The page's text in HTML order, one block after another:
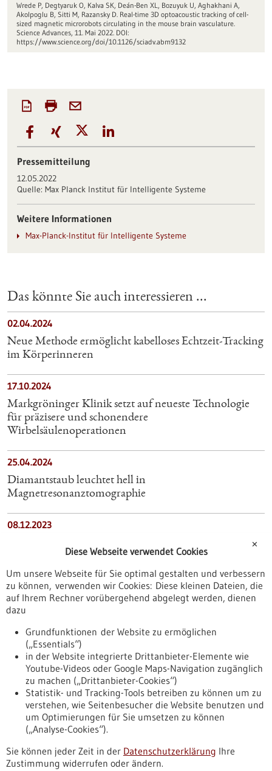
Wrede P, Degtyaruk O, Kalva SK, Deán-Ben XL, Bozuyuk U, Aghakhani A,
Akolpoglu B, Sitti M, Razansky D. Real-time 3D optoacoustic tracking of cell-
sized magnetic microrobots circulating in the mouse brain vasculature.
Science Advances, 11. Mai 2022. DOI:
https://www.science.org/doi/10.1126/sciadv.abm9132
Pressemitteilung
12.05.2022
Quelle: Max Planck Institut für Intelligente Systeme
Weitere Informationen
Max-Planck-Institut für Intelligente Systeme
Das könnte Sie auch interessieren ...
02.04.2024
Neue Methode ermöglicht kabelloses Echtzeit-Tracking
im Körperinneren
17.10.2024
Markgröninger Klinik setzt auf neueste Technologie
für präzisere und schonendere
Wirbelsäulenoperationen
25.04.2024
Diamantstaub leuchtet hell in
Magnetresonanztomographie
08.12.2023
lebende Proben
20.02.2025
Robotergestützte Steuerung chirurgischer Instrumente
01.02.2023
PC3-Konsortium: Innovative Computertomographie
für Baden-Württemberg
Nach oben
Informiert bleiben
✕
Diese Webseite verwendet Cookies
Um unsere Webseite für Sie optimal gestalten und verbessern
zu können, verwenden wir Cookies: Diese kleinen Dateien, die
auf Ihrem Rechner vorübergehend abgelegt werden, dienen
dazu
Grundfunktionen der Website zu ermöglichen
(„Essentials“)
in der Website integrierte Drittanbieter-Elemente wie
Youtube-Videos oder Google Maps-Navigation zugänglich
zu machen („Drittanbieter-Cookies“)
Statistik- und Tracking-Tools betreiben zu können um zu
verstehen, wie Seitenbesucher die Website benutzen und
um Optimierungen für Sie umsetzen zu können
(„Analyse-Cookies“).
Sie können jeder Zeit in der Datenschutzerklärung Ihre
Zustimmung widerrufen oder ändern.